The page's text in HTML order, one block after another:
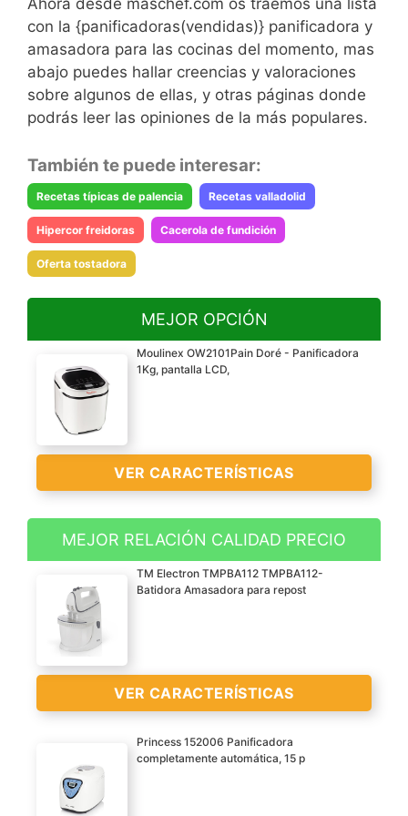
Ahora desde maschef.com os traemos una lista
con la {panificadoras(vendidas)} panificadora y
amasadora para las cocinas del momento, mas
abajo puedes hallar creencias y valoraciones
sobre algunos de ellas, y otras páginas donde
podrás leer las opiniones de la más populares.
También te puede interesar:
Recetas típicas de palencia Recetas valladolid
Hipercor freidoras Cacerola de fundición
Oferta tostadora
MEJOR OPCIÓN
Moulinex OW2101Pain Doré - Panificadora
1Kg, pantalla LCD,
VER CARACTERÍSTICAS
Panificadora con 12
programas automáticos
para hacer delicioso pan
casero, bizcochos, masas
pizza y pasta, mermelada
y crema de avena, así
como para pan de
centeno y sin gluten
Incluye 5 accesorios una
taza de medir, una
cuchara, pala y gancho
para masa y recetario con
MEJOR RELACIÓN CALIDAD PRECIO
TM Electron TMPBA112 TMPBA112-
Batidora Amasadora para repost
VER CARACTERÍSTICAS
Gran potencía : batidora
amasadora con potente
Princess 152006 Panificadora
completamente automática, 15 p